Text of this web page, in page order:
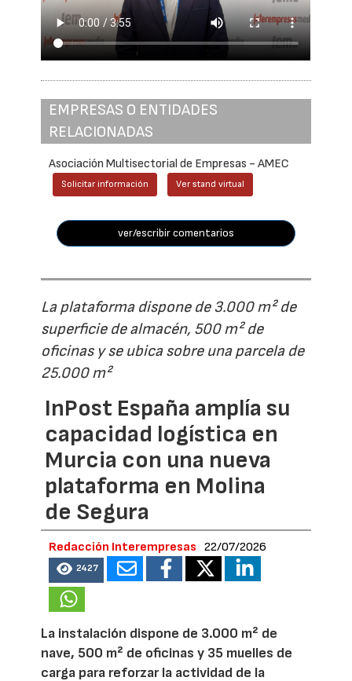
EMPRESAS O ENTIDADES
RELACIONADAS
Asociación Multisectorial de Empresas - AMEC
Solicitar información Ver stand virtual
ver/escribir comentarios
La plataforma dispone de 3.000 m² de
superficie de almacén, 500 m² de
oficinas y se ubica sobre una parcela de
25.000 m²
InPost España amplía su
capacidad logística en
Murcia con una nueva
plataforma en Molina
de Segura
Redacción Interempresas 22/07/2026
2427
La instalación dispone de 3.000 m² de
nave, 500 m² de oficinas y 35 muelles de
carga para reforzar la actividad de la